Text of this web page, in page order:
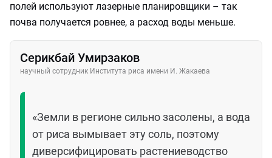
полей используют лазерные планировщики – так
почва получается ровнее, а расход воды меньше.
Серикбай Умирзаков
научный сотрудник Института риса имени И. Жакаева
«Земли в регионе сильно засолены, а вода
от риса вымывает эту соль, поэтому
диверсифицировать растениеводство